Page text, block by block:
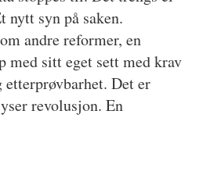
syn på saken.
andre reformer, en
med sitt eget sett med krav
Det er
revolusjon. En